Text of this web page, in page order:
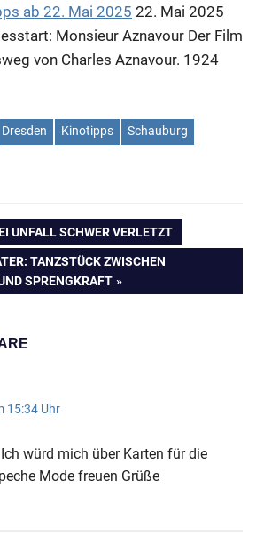
ab 22. Mai 2025 22. Mai 2025
Monsieur Aznavour Der Film
von Charles Aznavour. 1924
Dresden Kinotipps
Schauburg
UNFALL SCHWER VERLETZT
TANZSTÜCK ZWISCHEN
SPRENGKRAFT
15:34 Uhr
würd mich über Karten für die
Mode freuen Grüße